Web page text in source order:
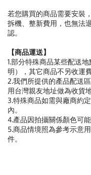
若您購買的商品需要安裝
拆機、整新費用，也無法
認。
【商品運送】
1.部分特殊商品某些配送
明），其它商品不另收運費
2.我們所提供的產品配送
用台灣親友地址做為收貨地
3.特殊商品如需與廠商約
內。
4.產品因拍攝關係顏色可
5.商品情境照為參考示意
件。